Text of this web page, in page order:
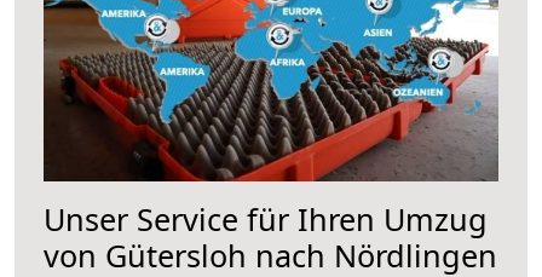
Unser Service für Ihren Umzug
von Gütersloh nach Nördlingen